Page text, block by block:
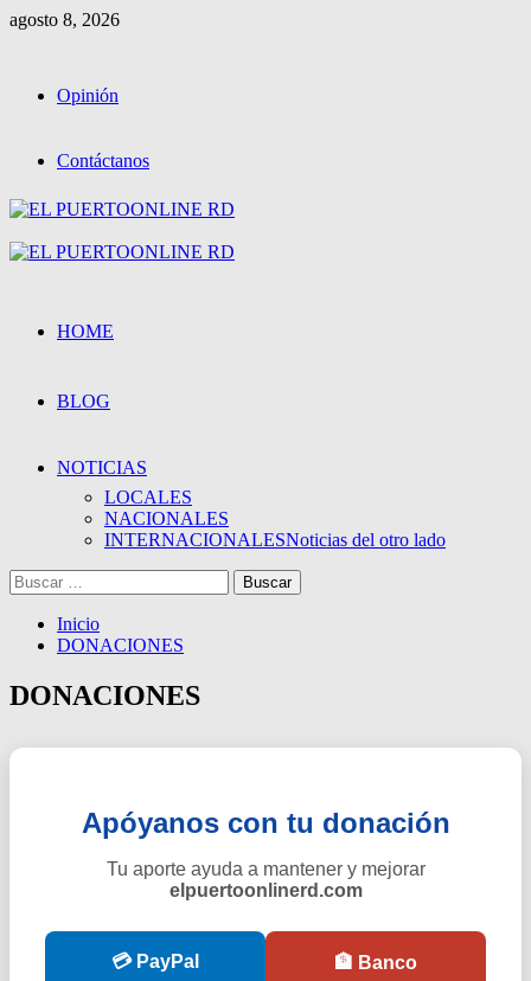
Saltar
agosto 8, 2026
Opinión
Contáctanos
Menú
HOME
BLOG
NOTICIAS
LOCALES
NACIONALES
INTERNACIONALESNoticias del otro lado
Buscar:
Inicio
DONACIONES
DONACIONES
Apóyanos con tu donación
Tu aporte ayuda a mantener y mejorar
elpuertoonlinerd.com
💳 PayPal 🏦 Banco